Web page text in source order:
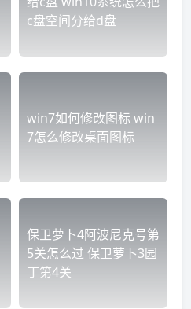
c盘空间分给d盘
win7如何修改图标 win
7怎么修改桌面图标
保卫萝卜4阿波尼克号第
5关怎么过 保卫萝卜3园
丁第4关